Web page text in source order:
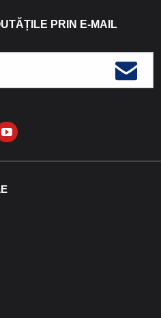
PRIN E-MAIL